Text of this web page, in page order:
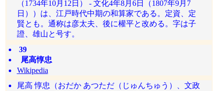
（1734年10月12日） - 文化4年8月6日（1807年9月7
日））は、江戸時代中期の和算家である。定資、定
賢とも。通称は彦太夫、後に權平と改める。字は子
證、雄山と号す。
39
尾高惇忠
Wikipedia
尾高 惇忠（おだか あつただ（じゅんちゅう）、文政